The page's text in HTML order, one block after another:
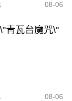
08-06
青瓦台魔咒\"
08-06